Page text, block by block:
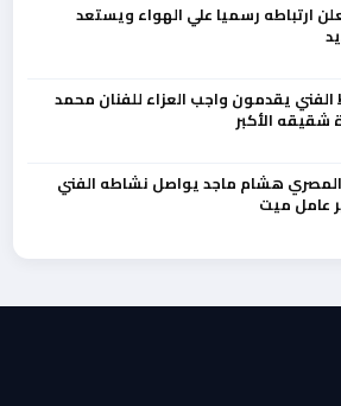
ارتباطه رسميا علي الهواء ويستعد
يقدمون واجب العزاء للفنان محمد
شقيقه الأكبر
المصري هشام ماجد يواصل نشاطه الفني
عامل ميت